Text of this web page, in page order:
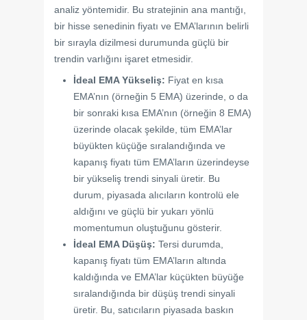
analiz yöntemidir. Bu stratejinin ana mantığı,
bir hisse senedinin fiyatı ve EMA’larının belirli
bir sırayla dizilmesi durumunda güçlü bir
trendin varlığını işaret etmesidir.
İdeal EMA Yükseliş: Fiyat en kısa
EMA’nın (örneğin 5 EMA) üzerinde, o da
bir sonraki kısa EMA’nın (örneğin 8 EMA)
üzerinde olacak şekilde, tüm EMA’lar
büyükten küçüğe sıralandığında ve
kapanış fiyatı tüm EMA’ların üzerindeyse
bir yükseliş trendi sinyali üretir. Bu
durum, piyasada alıcıların kontrolü ele
aldığını ve güçlü bir yukarı yönlü
momentumun oluştuğunu gösterir.
İdeal EMA Düşüş: Tersi durumda,
kapanış fiyatı tüm EMA’ların altında
kaldığında ve EMA’lar küçükten büyüğe
sıralandığında bir düşüş trendi sinyali
üretir. Bu, satıcıların piyasada baskın